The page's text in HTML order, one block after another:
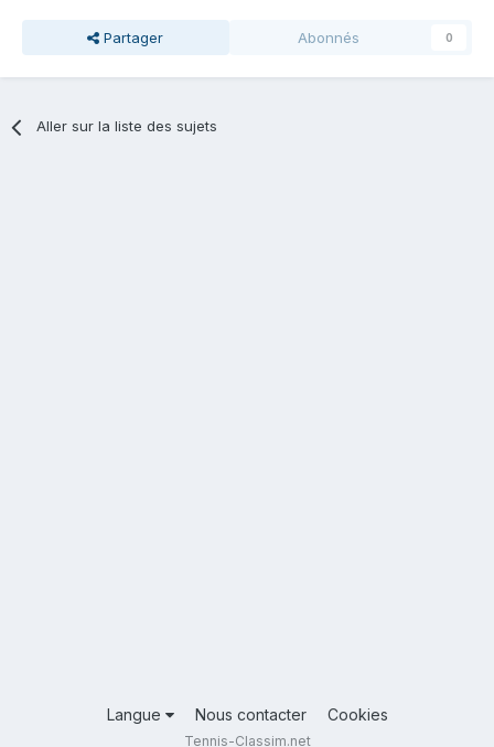
Partager Abonnés 0
Aller sur la liste des sujets
Langue Nous contacter Cookies
Tennis-Classim.net